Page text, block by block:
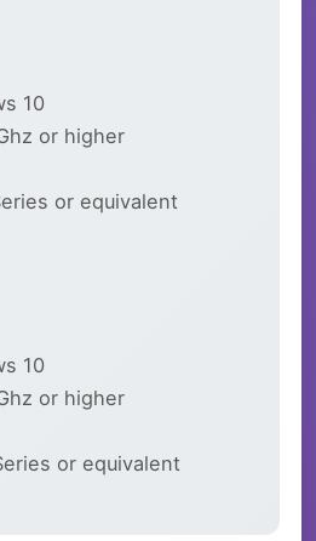
10
or higher
or equivalent
10
or higher
or equivalent